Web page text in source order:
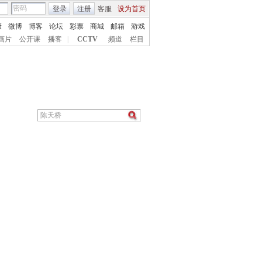
客服 设为首页
登录 注册
微博 博客 论坛 彩票 商城 邮箱
游戏
片
公开课 播客 CCTV 频道 栏目